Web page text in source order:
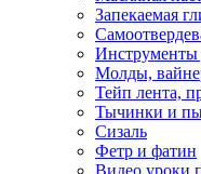
Запекаемая
Инструменты
Молды,
Тейп лента,
Тычинки и
Сизаль
Фетр и фатин
Видео уроки